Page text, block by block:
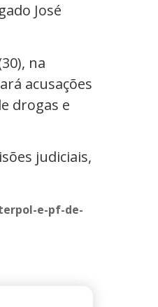
José
na
acusações
drogas e
judiciais,
e-pf-de-